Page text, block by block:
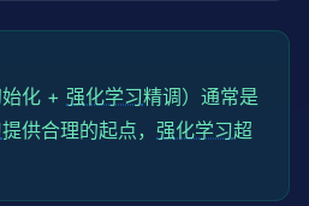
化 + 强化学习精调）通常是
提供合理的起点， 强化学习超